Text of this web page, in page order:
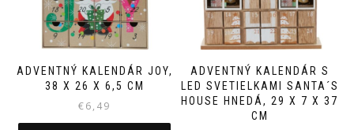
ADVENTNÝ KALENDÁR JOY,
38 X 26 X 6,5 CM
€6,49
ADVENTNÝ KALENDÁR S
LED SVETIELKAMI SANTA´S
HOUSE HNEDÁ, 29 X 7 X 37
CM